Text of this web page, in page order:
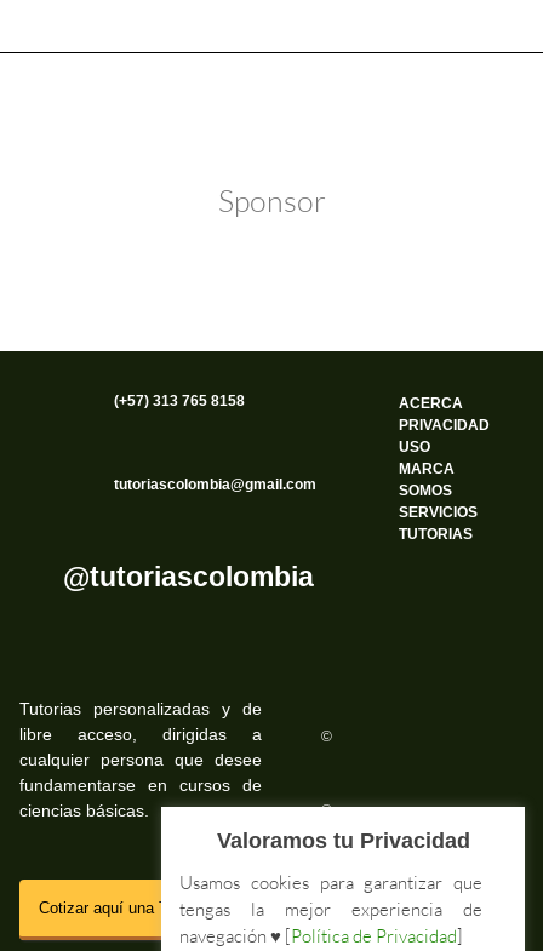
Sponsor
(+57) 313 765 8158
tutoriascolombia@gmail.com
@tutoriascolombia
ACERCA
PRIVACIDAD
USO
MARCA
SOMOS
SERVICIOS
TUTORIAS
Tutorias personalizadas y de
libre acceso, dirigidas a
cualquier persona que desee
fundamentarse en cursos de
ciencias básicas.
Cotizar aquí una Tutoria Web
©
©
SSL
Valoramos tu Privacidad
Usamos cookies para garantizar que
tengas la mejor experiencia de
navegación ♥ [Política de Privacidad]